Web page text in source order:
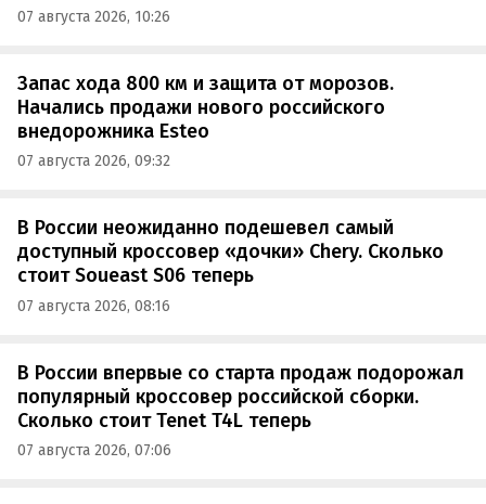
07 августа 2026, 10:26
Запас хода 800 км и защита от морозов.
Начались продажи нового российского
внедорожника Esteo
07 августа 2026, 09:32
В России неожиданно подешевел самый
доступный кроссовер «дочки» Chery. Сколько
стоит Soueast S06 теперь
07 августа 2026, 08:16
В России впервые со старта продаж подорожал
популярный кроссовер российской сборки.
Сколько стоит Tenet T4L теперь
07 августа 2026, 07:06